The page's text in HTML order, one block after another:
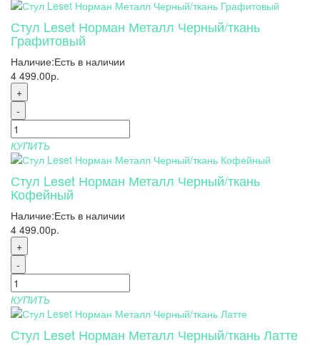
Стул Leset Норман Металл Черный/ткань
Графитовый
Наличие:Есть в наличии
4 499.00р.
+
-
КУПИТЬ
Стул Leset Норман Металл Черный/ткань
Кофейный
Наличие:Есть в наличии
4 499.00р.
+
-
КУПИТЬ
Стул Leset Норман Металл Черный/ткань Латте